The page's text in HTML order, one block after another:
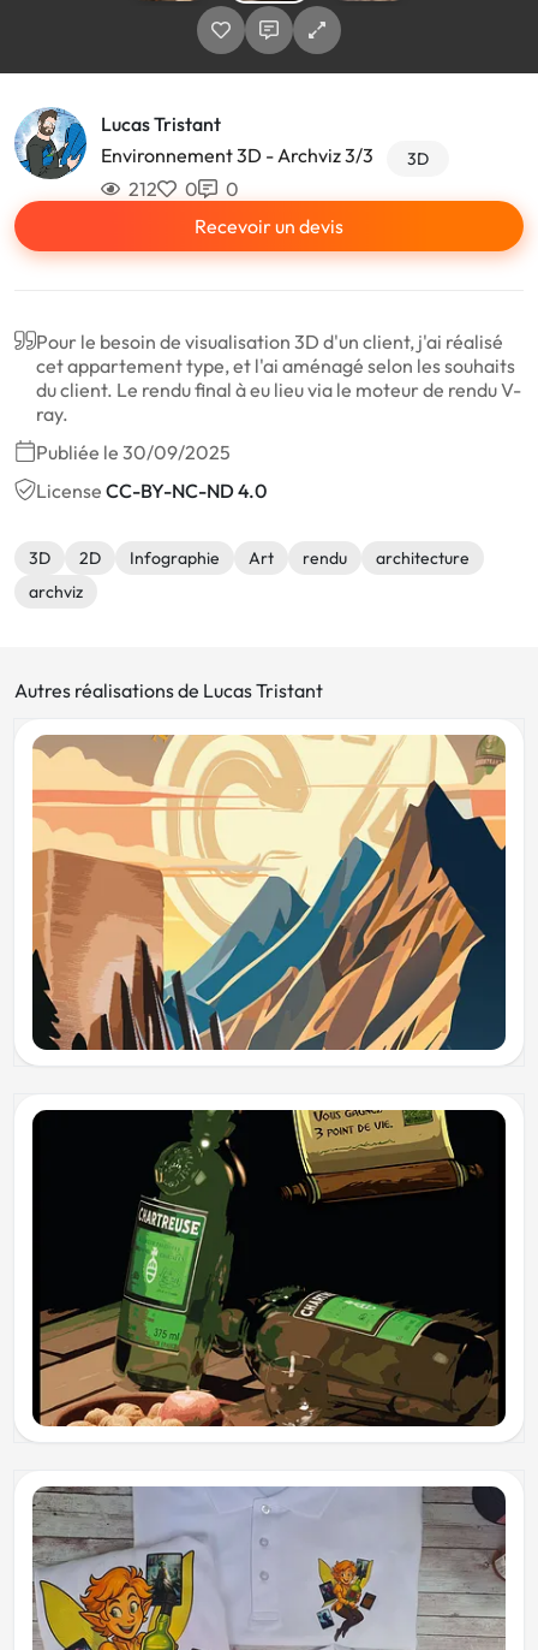
Lucas Tristant
Environnement 3D - Archviz 3/3
3D
212 0
0
Recevoir un devis
Pour le besoin de visualisation 3D d'un client, j'ai réalisé
cet appartement type, et l'ai aménagé selon les souhaits
du client. Le rendu final à eu lieu via le moteur de rendu V-
ray.
Publiée le 30/09/2025
License CC-BY-NC-ND 4.0
3D 2D Infographie Art rendu
architecture
archviz
Autres réalisations de Lucas Tristant